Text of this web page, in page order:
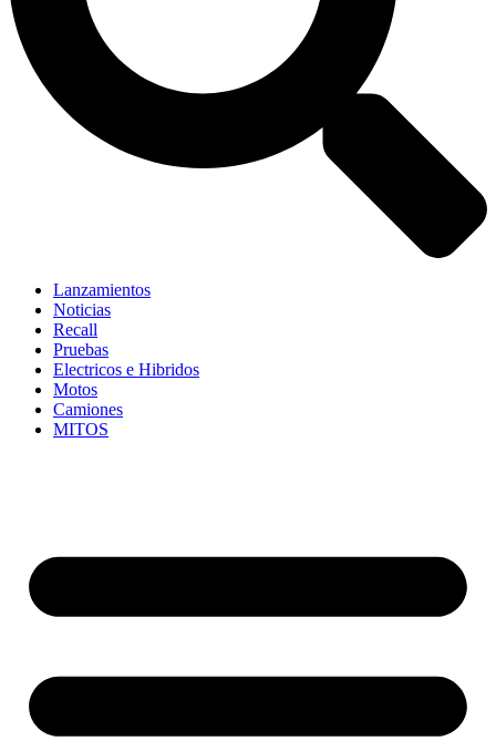
Lanzamientos
Noticias
Recall
Pruebas
Electricos e Hibridos
Motos
Camiones
MITOS